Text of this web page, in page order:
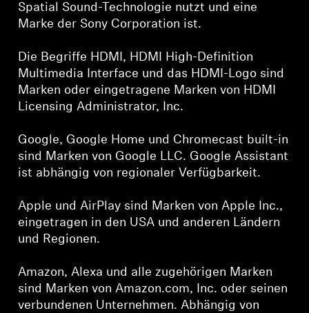
Spatial Sound-Technologie nutzt und eine
Marke der Sony Corporation ist.
Die Begriffe HDMI, HDMI High-Definition
Multimedia Interface und das HDMI-Logo sind
Marken oder eingetragene Marken von HDMI
Licensing Administrator, Inc.
Google, Google Home und Chromecast built-in
sind Marken von Google LLC. Google Assistant
ist abhängig von regionaler Verfügbarkeit.
Apple und AirPlay sind Marken von Apple Inc.,
eingetragen in den USA und anderen Ländern
und Regionen.
Amazon, Alexa und alle zugehörigen Marken
sind Marken von Amazon.com, Inc. oder seinen
verbundenen Unternehmen. Abhängig von